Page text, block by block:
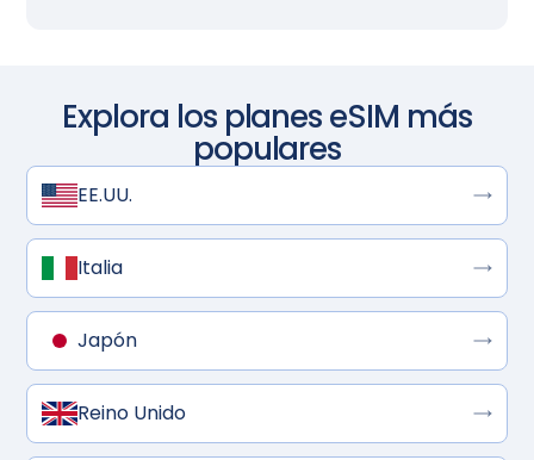
Explora los planes eSIM más
populares
EE.UU.
Italia
Japón
Reino Unido